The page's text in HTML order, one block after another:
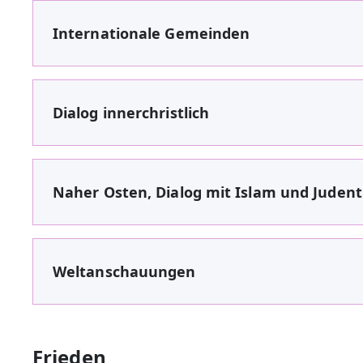
Internationale Gemeinden
Dialog innerchristlich
Naher Osten, Dialog mit Islam und
Weltanschauungen
Frieden